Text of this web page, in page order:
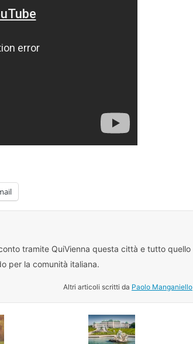
tramite QuiVienna questa città e tutto quello
per la comunità italiana.
Altri articoli scritti da Paolo Manganiello